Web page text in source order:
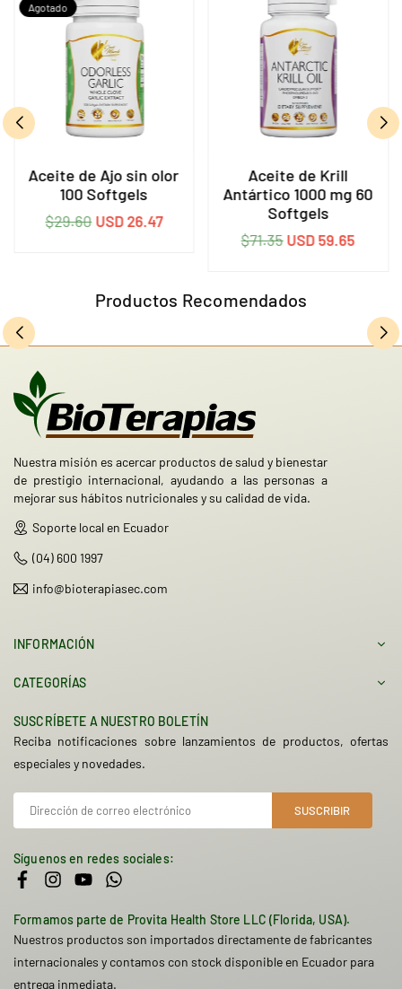
Agotado
Aceite de Ajo sin olor
100 Softgels
Precio
$29.60 USD 26.47
Aceite de Krill
Antártico 1000 mg 60
Softgels
Precio
$71.35 USD 59.65
Productos Recomendados
Nuestra misión es acercar productos de salud y bienestar
de prestigio internacional, ayudando a las personas a
mejorar sus hábitos nutricionales y su calidad de vida.
Soporte local en Ecuador
(04) 600 1997
info@bioterapiasec.com
INFORMACIÓN
CATEGORÍAS
SUSCRÍBETE A NUESTRO BOLETÍN
Reciba notificaciones sobre lanzamientos de productos, ofertas
especiales y novedades.
SUSCRIBIR
Síguenos en redes sociales:
FacebookInstagram
YouTube
Formamos parte de Provita Health Store LLC (Florida, USA).
Nuestros productos son importados directamente de fabricantes
internacionales y contamos con stock disponible en Ecuador para
entrega inmediata.